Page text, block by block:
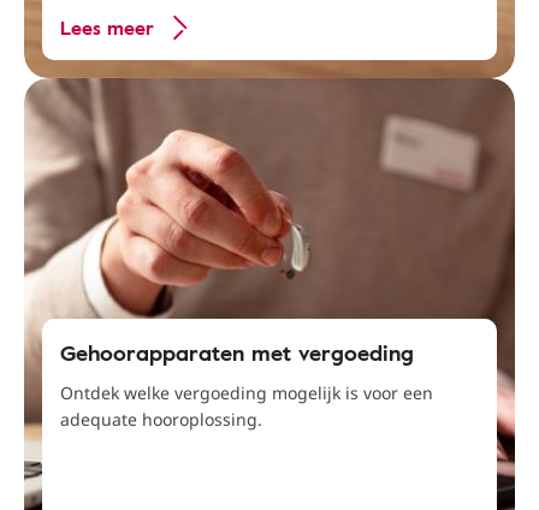
Lees meer
Gehoorapparaten met vergoeding
Ontdek welke vergoeding mogelijk is voor een
adequate hooroplossing.